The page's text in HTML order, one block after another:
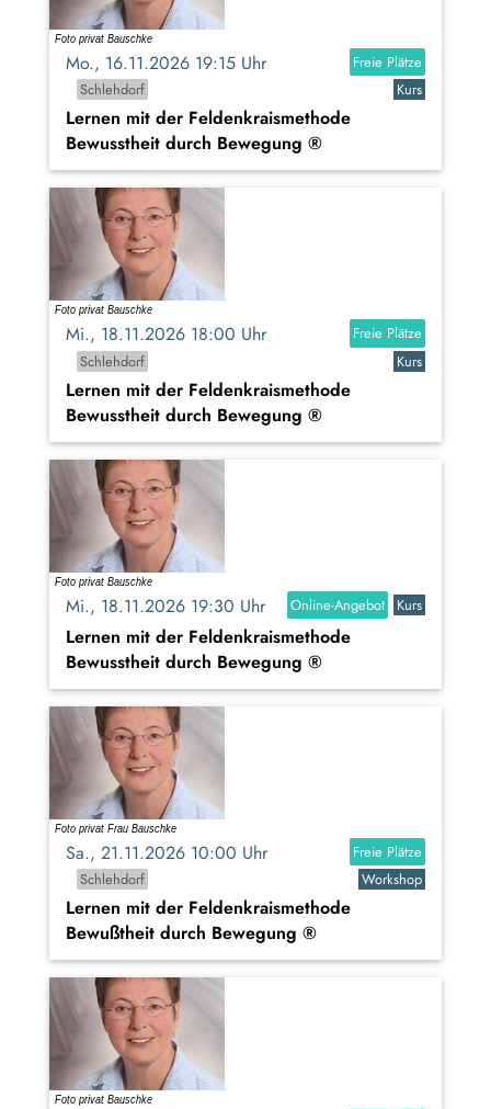
Mo., 16.11.2026 19:15 Uhr
Freie Plätze
Schlehdorf
Kurs
Lernen mit der Feldenkraismethode
Bewusstheit durch Bewegung ®
Mi., 18.11.2026 18:00 Uhr
Freie Plätze
Schlehdorf
Kurs
Lernen mit der Feldenkraismethode
Bewusstheit durch Bewegung ®
Mi., 18.11.2026 19:30 Uhr Online-Angebot Kurs
Lernen mit der Feldenkraismethode
Bewusstheit durch Bewegung ®
Sa., 21.11.2026 10:00 Uhr
Freie Plätze
Schlehdorf
Workshop
Lernen mit der Feldenkraismethode
Bewußtheit durch Bewegung ®